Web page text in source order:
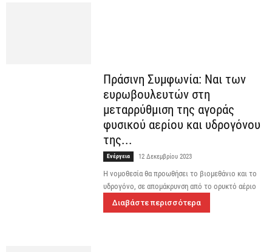
Πράσινη Συμφωνία: Ναι των
ευρωβουλευτών στη
μεταρρύθμιση της αγοράς
φυσικού αερίου και υδρογόνου
της...
Ενέργεια 12 Δεκεμβρίου 2023
Η νομοθεσία θα προωθήσει το βιομεθάνιο και το
υδρογόνο, σε απομάκρυνση από το ορυκτό αέριο
Διαβάστε περισσότερα